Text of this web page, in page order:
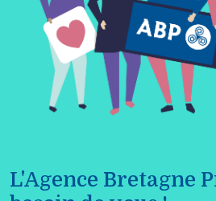
L'Agence Bretagne